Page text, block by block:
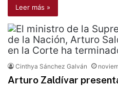
Leer más »
Cinthya Sánchez Galván
Arturo Zaldívar